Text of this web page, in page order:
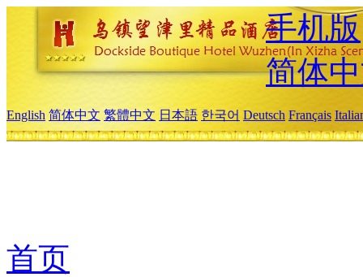
手机版
简体
English 简体中文 繁體中文 日本語 한국어 Deutsch Français
首页